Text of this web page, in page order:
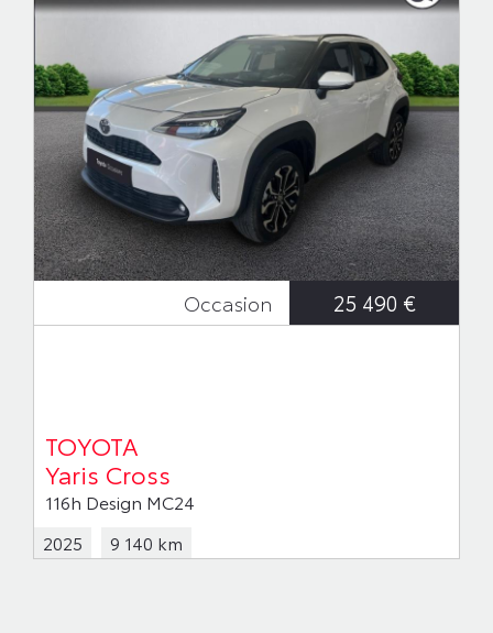
Occasion 25 490 €
TOYOTA
Yaris Cross
116h Design MC24
2025
9 140 km